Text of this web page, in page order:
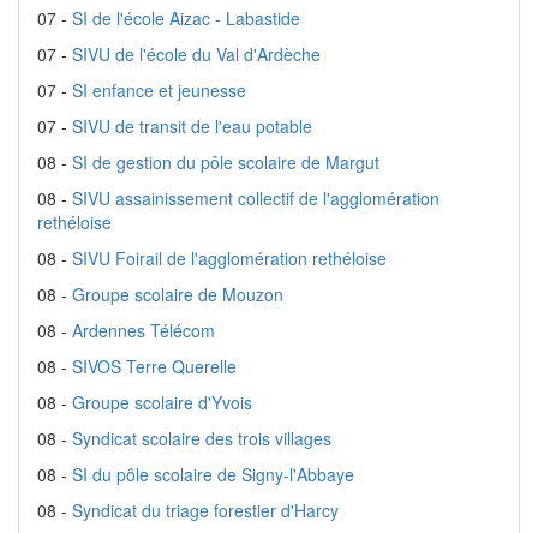
07 - SI de l'école Aizac - Labastide
07 - SIVU de l'école du Val d'Ardèche
07 - SI enfance et jeunesse
07 - SIVU de transit de l'eau potable
08 - SI de gestion du pôle scolaire de Margut
08 - SIVU assainissement collectif de l'agglomération
rethéloise
08 - SIVU Foirail de l'agglomération rethéloise
08 - Groupe scolaire de Mouzon
08 - Ardennes Télécom
08 - SIVOS Terre Querelle
08 - Groupe scolaire d'Yvois
08 - Syndicat scolaire des trois villages
08 - SI du pôle scolaire de Signy-l'Abbaye
08 - Syndicat du triage forestier d'Harcy